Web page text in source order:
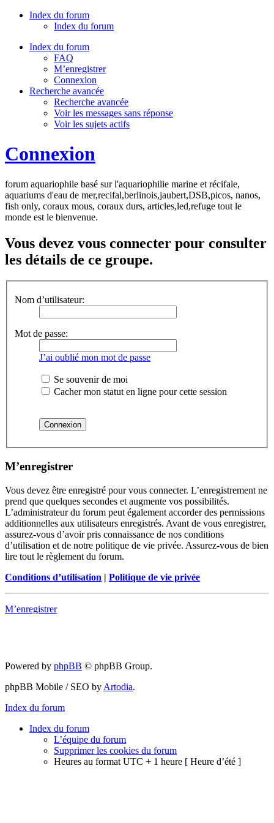
Index du forum
Index du forum
Index du forum
FAQ
M’enregistrer
Connexion
Recherche avancée
Recherche avancée
Voir les messages sans réponse
Voir les sujets actifs
Connexion
forum aquariophile basé sur l'aquariophilie marine et récifale,
aquariums d'eau de mer,recifal,berlinois,jaubert,DSB,picos, nanos,
fish only, coraux mous, coraux durs, articles,led,refuge tout le
monde est le bienvenue.
Vous devez vous connecter pour consulter
les détails de ce groupe.
Nom d’utilisateur:
Mot de passe:
J’ai oublié mon mot de passe
Se souvenir de moi
Cacher mon statut en ligne pour cette session
M’enregistrer
Vous devez être enregistré pour vous connecter. L’enregistrement ne
prend que quelques secondes et augmente vos possibilités.
L’administrateur du forum peut également accorder des permissions
additionnelles aux utilisateurs enregistrés. Avant de vous enregistrer,
assurez-vous d’avoir pris connaissance de nos conditions
d’utilisation et de notre politique de vie privée. Assurez-vous de bien
lire tout le règlement du forum.
Conditions d’utilisation | Politique de vie privée
M’enregistrer
Powered by phpBB © phpBB Group.
phpBB Mobile / SEO by Artodia.
Index du forum
Index du forum
L’équipe du forum
Supprimer les cookies du forum
Heures au format UTC + 1 heure [ Heure d’été ]